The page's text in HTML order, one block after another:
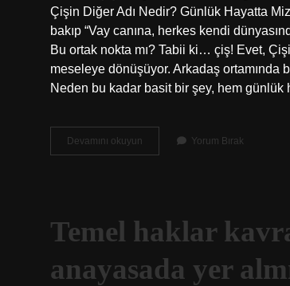
Çişin Diğer Adı Nedir? Günlük Hayatta
bakıp “Vay canına, herkes kendi
Bu ortak nokta mı? Tabii ki… çiş! Evet,
meseleye dönüşüyor. Arkadaş ortamında
Neden bu kadar basit bir şey, hem günlük
Devamını okuyun
diğer
Yorum Bırak
Temel haklar
anayasada yer